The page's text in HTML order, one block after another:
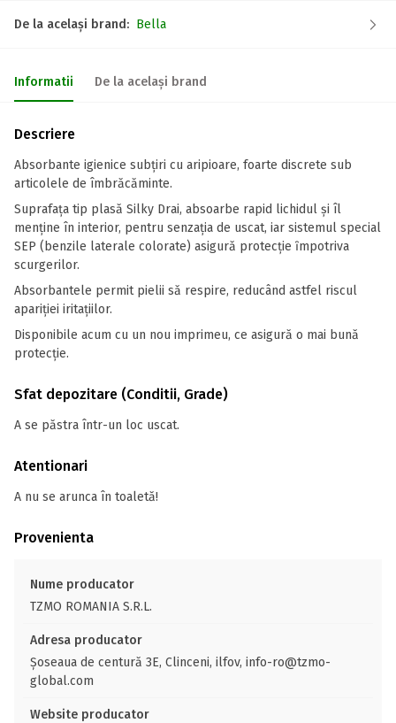
De la același brand: Bella
Informatii De la același brand
Descriere
Absorbante igienice subţiri cu aripioare, foarte discrete sub
articolele de îmbrăcăminte.
Suprafaţa tip plasă Silky Drai, absoarbe rapid lichidul şi îl
menţine în interior, pentru senzaţia de uscat, iar sistemul special
SEP (benzile laterale colorate) asigurǎ protecţie ȋmpotriva
scurgerilor.
Absorbantele permit pielii sǎ respire, reducând astfel riscul
apariţiei iritaţiilor.
Disponibile acum cu un nou imprimeu, ce asigură o mai bună
protecţie.
Sfat depozitare (Conditii, Grade)
A se păstra într-un loc uscat.
Atentionari
A nu se arunca în toaletă!
Provenienta
Nume producator
TZMO ROMANIA S.R.L.
Adresa producator
Șoseaua de centură 3E, Clinceni, ilfov, info-ro@tzmo-
global.com
Website producator